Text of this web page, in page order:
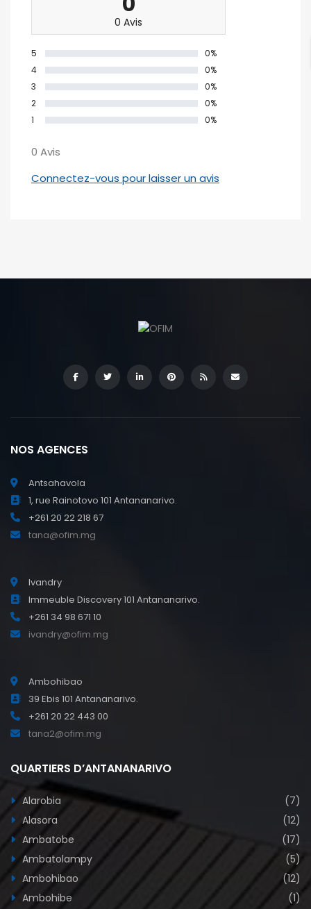
0 Avis
5
0%
4
0%
3
0%
2
0%
1
0%
0 Avis
Connectez-vous pour laisser un avis
NOS AGENCES
Antsahavola
1, rue Rainotovo 101 Antananarivo.
+261 20 22 218 67
tana@ofim.mg
Ivandry
Immeuble Discovery 101 Antananarivo.
+261 34 98 671 10
ivandry@ofim.mg
Ambohibao
39 Ebis 101 Antananarivo.
+261 20 22 443 00
tana2@ofim.mg
QUARTIERS D’ANTANANARIVO
Alarobia
(7)
Alasora
(12)
Ambatobe
(17)
Ambatolampy
(5)
Ambohibao
(12)
Ambohibe
(1)